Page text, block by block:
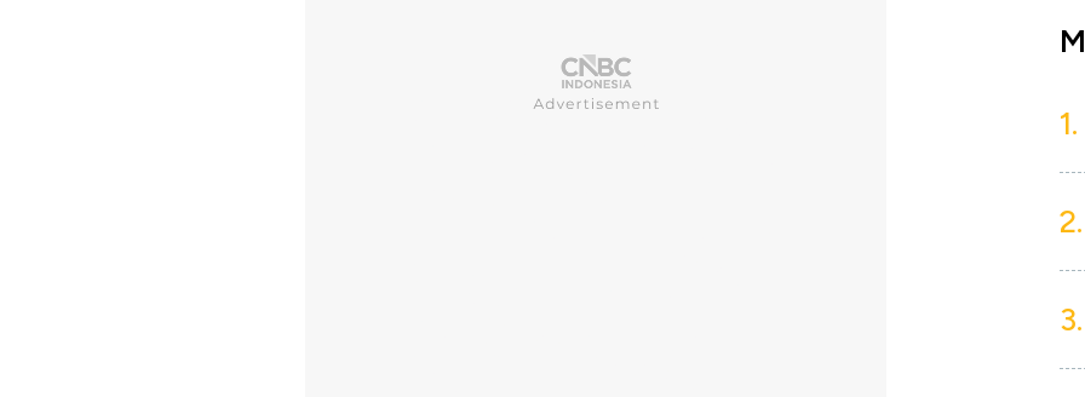
1.
2.
3.